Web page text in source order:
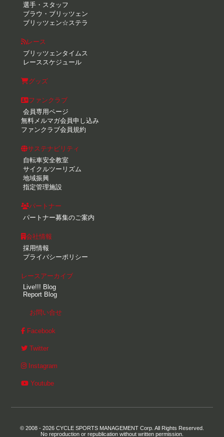
選手・スタッフ
ブラウ・ブリッツェン
ブリッツェン☆ステラ
レース
ブリッツェンタイムス
レーススケジュール
グッズ
ファンクラブ
会員専用ページ
無料メルマガ会員申し込み
ファンクラブ会員規約
サステナビリティ
自転車安全教室
サイクルツーリズム
地域振興
指定管理施設
パートナー
パートナー募集のご案内
会社情報
採用情報
プライバシーポリシー
レースアーカイブ
Live!!! Blog
Report Blog
お問い合せ
Facebook
Twitter
Instagram
Youtube
© 2008 - 2026 CYCLE SPORTS MANAGEMENT Corp. All Rights Reserved.
No reproduction or republication without written permission.